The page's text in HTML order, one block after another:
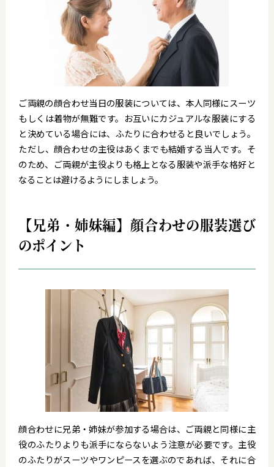
ご両親の顔合わせ当日の服装については、本人同様にスーツ
もしくは着物が無難です。お互いにカジュアルな服装にする
と決めている場合には、ふたりに合わせると良いでしょう。
ただし、顔合わせの主役はあくまでも結婚する当人です。そ
のため、ご両親が主役よりも格上となる服装や派手な格好と
なることは避けるようにしましょう。
【兄弟・姉妹編】顔合わせの服装選び
のポイント
顔合わせに兄弟・姉妹が参加する場合は、ご両親と同様に主
役のふたりよりも派手にならないよう注意が必要です。主役
のふたりがスーツやワンピースを選ぶのであれば、それに合